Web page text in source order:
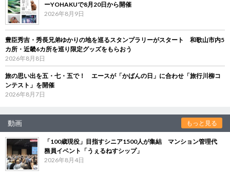
ーYOHAKUで8月20日から開催
2026年8月9日
豊臣秀吉・秀長兄弟ゆかりの地を巡るスタンプラリーがスタート 和歌山市内5
カ所・近畿6カ所を巡り限定グッズをもらおう
2026年8月8日
旅の思い出を五・七・五で！ エースが「かばんの日」に合わせ「旅行川柳コ
ンテスト」を開催
2026年8月7日
動画 もっと見る
「100歳現役」目指すシニア1500人が集結 マンション管理代
務員イベント「うぇるねすシップ」
2026年8月4日